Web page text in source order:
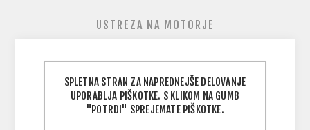
USTREZA NA MOTORJE
Zagotovite si dosledne zagone in zanesljivo
delovanjez NGK Iridium vžigalno svečko – eno
SPLETNA STRAN ZA NAPREDNEJŠE DELOVANJE
UPORABLJA PIŠKOTKE. S KLIKOM NA GUMB
"POTRDI" SPREJEMATE PIŠKOTKE.